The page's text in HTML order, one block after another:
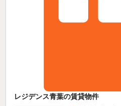
レジデンス青葉の賃貸物件